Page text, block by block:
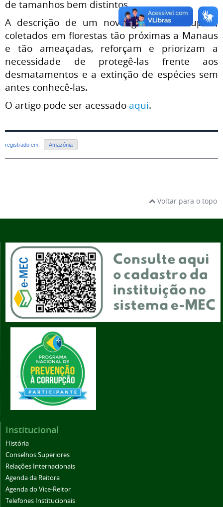
de tamanhos bem distintos.
A descrição de um novo gênero de cupins,
coletados em florestas tão próximas a Manaus
e tão ameaçadas, reforçam e priorizam a
necessidade de protegê-las frente aos
desmatamentos e a extinção de espécies sem
antes conhecê-las.
O artigo pode ser acessado aqui.
registrado em: Amazônia
Voltar para o topo
Institucional
História
Conselhos Superiores
Relações Internacionais
Agenda da Reitora
Agenda do Vice-Reitor
Telefones Institucionais